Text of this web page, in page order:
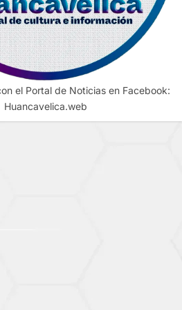
el Portal de Noticias en Facebook:
Huancavelica.web